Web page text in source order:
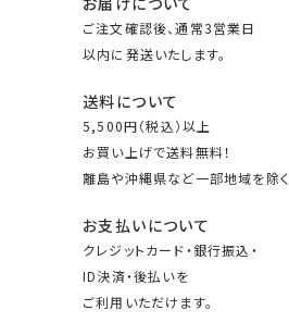
ご注文確認後、通常3営業日
以内に発送いたします。
送料について
5,500円（税込）以上
お買い上げで送料無料！
離島や沖縄県など一部地域を除く
お支払いについて
クレジットカード・銀行振込・
ID決済・後払いを
ご利用いただけます。